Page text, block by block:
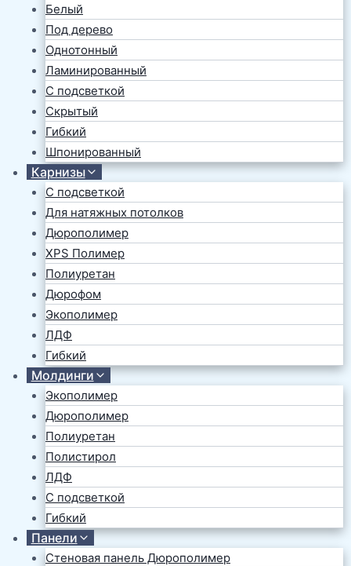
Белый
Под дерево
Однотонный
Ламинированный
С подсветкой
Скрытый
Гибкий
Шпонированный
Карнизы
С подсветкой
Для натяжных потолков
Дюрополимер
XPS Полимер
Полиуретан
Дюрофом
Экополимер
ЛДФ
Гибкий
Молдинги
Экополимер
Дюрополимер
Полиуретан
Полистирол
ЛДФ
С подсветкой
Гибкий
Панели
Стеновая панель Дюрополимер